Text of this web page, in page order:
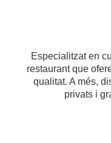
Especialitzat en
restaurant que
qualitat. A més,
privats i